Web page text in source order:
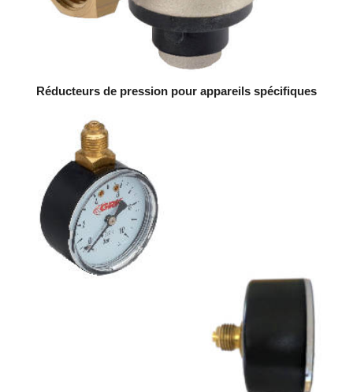
Réducteurs de pression pour appareils spécifiques